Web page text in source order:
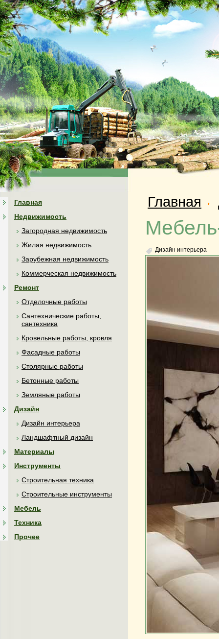
Главная
Недвижимость
Загородная недвижимость
Жилая недвижимость
Зарубежная недвижимость
Коммерческая недвижимость
Ремонт
Отделочные работы
Сантехнические работы,
сантехника
Кровельные работы, кровля
Фасадные работы
Столярные работы
Бетонные работы
Земляные работы
Дизайн
Дизайн интерьера
Ландшафтный дизайн
Материалы
Инструменты
Строительная техника
Строительные инструменты
Мебель
Техника
Прочее
Главная
Дизайн интерьера